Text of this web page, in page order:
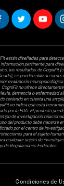
están diseñadas para
pertinente para
los resultados de CogniFit
se pueden utilizar como
evaluación
no ofrece
demencia o enfermedad
teniendo en cuenta una
no indica que esta
por la FDA. El producto
de investigación
del producto debe hacerse
por el centro de
para el sujeto
cualquier sujeto de
de Regulaciones Federales.
Condiciones de